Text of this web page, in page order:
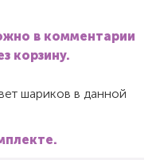
в комментарии
корзину.
шариков в данной